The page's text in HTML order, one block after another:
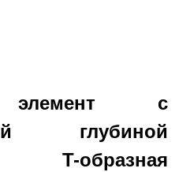
элемент с
глубиной
T-образная